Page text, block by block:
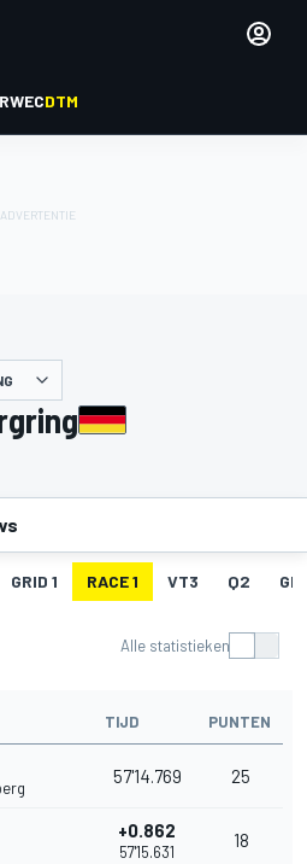
WECDTM
GRID 1 RACE 1 VT3 Q2
Alle statistieken
TIJD PUNTEN
57'14.769 25
+0.862
57'15.631
18